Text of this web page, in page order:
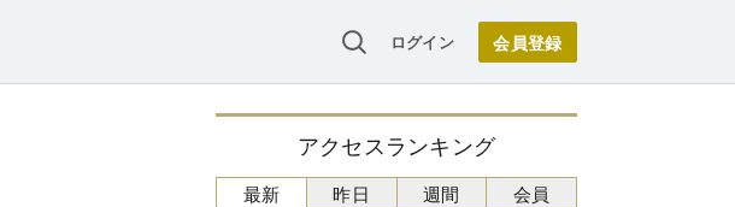
ログイン
アクセスランキング
最新
昨日 週間 会員